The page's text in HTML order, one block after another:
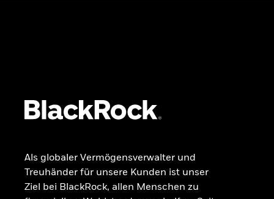
Als globaler Vermögensverwalter und
Treuhänder für unsere Kunden ist unser
Ziel bei BlackRock, allen Menschen zu